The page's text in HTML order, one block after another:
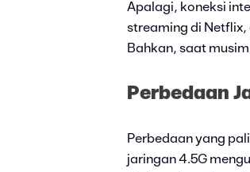
Apalagi, koneksi
streaming di Netflix,
Bahkan, saat
Perbedaan
Perbedaan yang
jaringan 4.5G